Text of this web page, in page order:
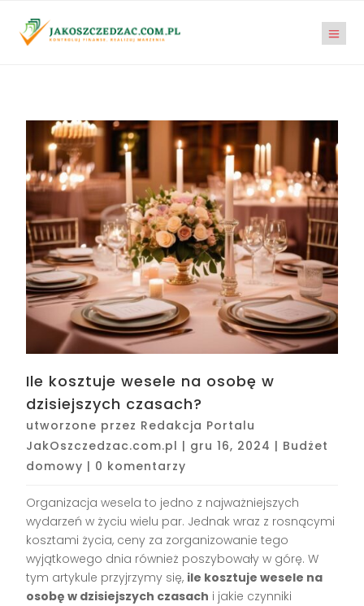
Ile kosztuje wesele na osobę w
dzisiejszych czasach?
utworzone przez Redakcja Portalu
JakOszczedzac.com.pl | gru 16, 2024 | Budżet
domowy | 0 komentarzy
Organizacja wesela to jedno z najważniejszych
wydarzeń w życiu wielu par. Jednak wraz z rosnącymi
kosztami życia, ceny za zorganizowanie tego
wyjątkowego dnia również poszybowały w górę. W
tym artykule przyjrzymy się, ile kosztuje wesele na
osobę w dzisiejszych czasach i jakie czynniki